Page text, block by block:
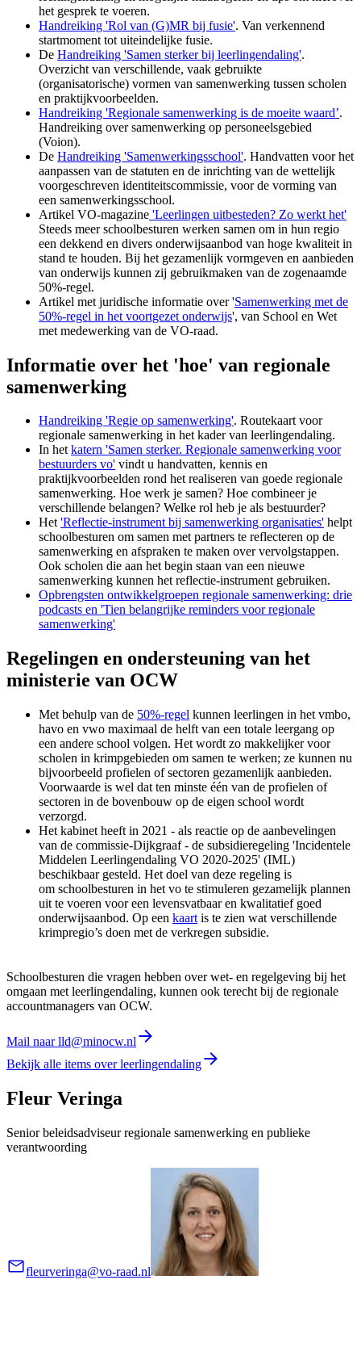
het gesprek te voeren.
Handreiking 'Rol van (G)MR bij fusie'. Van verkennend
startmoment tot uiteindelijke fusie.
De Handreiking 'Samen sterker bij leerlingendaling'.
Overzicht van verschillende, vaak gebruikte
(organisatorische) vormen van samenwerking tussen scholen
en praktijkvoorbeelden.
Handreiking 'Regionale samenwerking is de moeite waard’.
Handreiking over samenwerking op personeelsgebied
(Voion).
De Handreiking 'Samenwerkingsschool'. Handvatten voor het
aanpassen van de statuten en de inrichting van de wettelijk
voorgeschreven identiteitscommissie, voor de vorming van
een samenwerkingsschool.
Artikel VO-magazine 'Leerlingen uitbesteden? Zo werkt het'
Steeds meer schoolbesturen werken samen om in hun regio
een dekkend en divers onderwijsaanbod van hoge kwaliteit in
stand te houden. Bij het gezamenlijk vormgeven en aanbieden
van onderwijs kunnen zij gebruikmaken van de zogenaamde
50%-regel.
Artikel met juridische informatie over 'Samenwerking met de
50%-regel in het voortgezet onderwijs', van School en Wet
met medewerking van de VO-raad.
Informatie over het 'hoe' van regionale
samenwerking
Handreiking 'Regie op samenwerking'. Routekaart voor
regionale samenwerking in het kader van leerlingendaling.
In hetkatern 'Samen sterker. Regionale samenwerking voor
bestuurders vo' vindt u handvatten, kennis en
praktijkvoorbeelden rond het realiseren van goede regionale
samenwerking. Hoe werk je samen? Hoe combineer je
verschillende belangen? Welke rol heb je als bestuurder?
Het'Reflectie-instrument bij samenwerking organisaties' helpt
schoolbesturen om samen met partners te reflecteren op de
samenwerking en afspraken te maken over vervolgstappen.
Ook scholen die aan het begin staan van een nieuwe
samenwerking kunnen het reflectie-instrument gebruiken.
Opbrengsten ontwikkelgroepen regionale samenwerking: drie
podcasts en 'Tien belangrijke reminders voor regionale
samenwerking'
Regelingen en ondersteuning van het
ministerie van OCW
Met behulp van de 50%-regel kunnen leerlingen in het vmbo,
havo en vwo maximaal de helft van een totale leergang op
een andere school volgen. Het wordt zo makkelijker voor
scholen in krimpgebieden om samen te werken; ze kunnen nu
bijvoorbeeld profielen of sectoren gezamenlijk aanbieden.
Voorwaarde is wel dat ten minste één van de profielen of
sectoren in de bovenbouw op de eigen school wordt
verzorgd.
Het kabinet heeft in 2021 - als reactie op de aanbevelingen
van de commissie-Dijkgraaf - de subsidieregeling 'Incidentele
Middelen Leerlingendaling VO 2020-2025' (IML)
beschikbaar gesteld. Het doel van deze regeling is
om schoolbesturen in het vo te stimuleren gezamelijk plannen
uit te voeren voor een levensvatbaar en kwalitatief goed
onderwijsaanbod. Op een kaart is te zien wat verschillende
krimpregio’s doen met de verkregen subsidie.
Schoolbesturen die vragen hebben over wet- en regelgeving bij het
omgaan met leerlingendaling, kunnen ook terecht bij de regionale
accountmanagers van OCW.
Mail naar lld@minocw.nl
Bekijk alle items over leerlingendaling
Fleur Veringa
Senior beleidsadviseur regionale samenwerking en publieke
verantwoording
fleurveringa@vo-raad.nl